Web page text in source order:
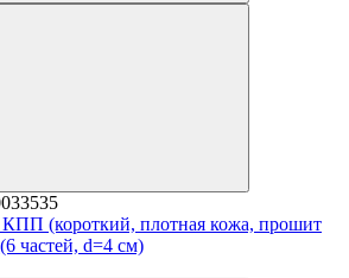
КПП (короткий, плотная кожа, прошит
частей, d=4 см)